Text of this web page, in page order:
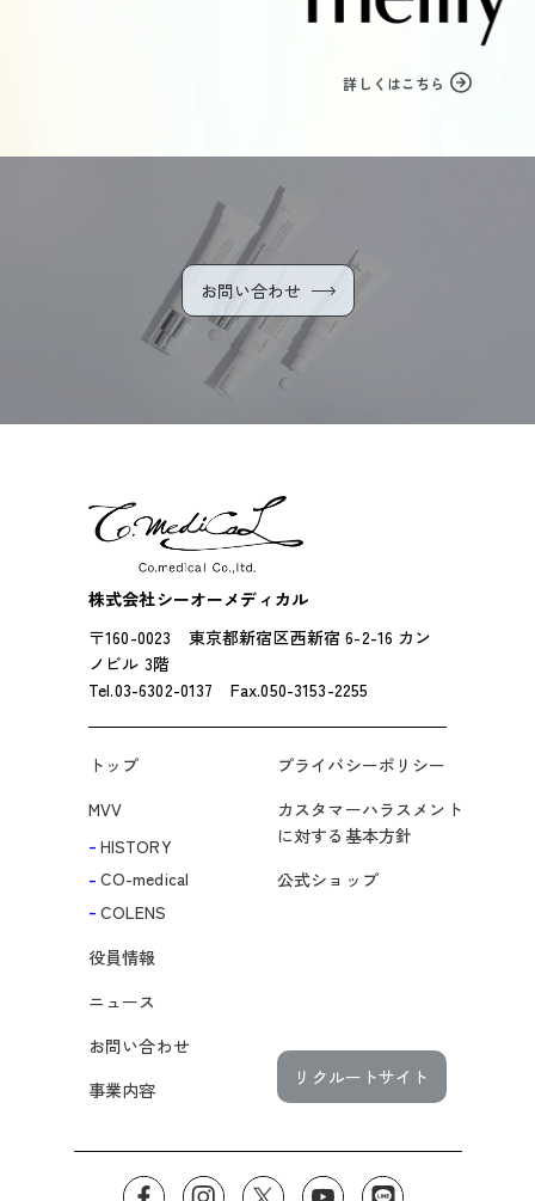
詳しくはこちら
お問い合わせ
株式会社シーオーメディカル
〒160-0023 東京都新宿区西新宿 6-2-16 カン
ノビル 3階
Tel.03-6302-0137 Fax.050-3153-2255
トップ
MVV
- HISTORY
- CO-medical
- COLENS
役員情報
ニュース
お問い合わせ
事業内容
プライバシーポリシー
カスタマーハラスメント
に対する基本方針
公式ショップ
リクルートサイト